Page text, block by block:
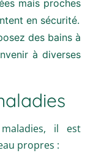
mais proches
en sécurité.
des bains à
à diverses
il est
propres :